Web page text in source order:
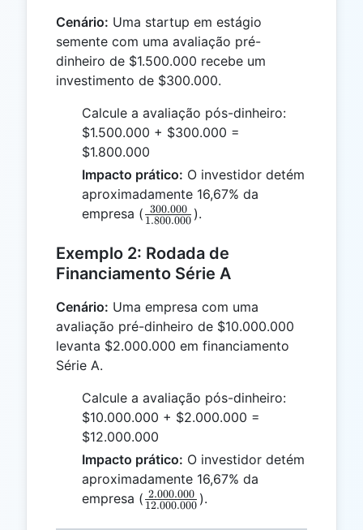
Cenário: Uma startup em estágio
semente com uma avaliação pré-
dinheiro de $1.500.000 recebe um
investimento de $300.000.
Calcule a avaliação pós-dinheiro:
$1.500.000 + $300.000 =
$1.800.000
Impacto prático: O investidor detém
aproximadamente 16,67% da
empresa (\frac{300.000}
1.800.000
300.000 ).
Exemplo 2: Rodada de
Financiamento Série A
Cenário: Uma empresa com uma
avaliação pré-dinheiro de $10.000.000
levanta $2.000.000 em financiamento
Série A.
Calcule a avaliação pós-dinheiro:
$10.000.000 + $2.000.000 =
$12.000.000
Impacto prático: O investidor detém
aproximadamente 16,67% da
empresa (\frac{2.000.000}
12.000.000
2.000.000 ).